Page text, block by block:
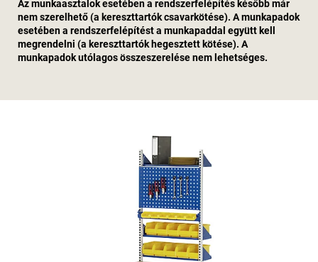
Az munkaasztalok esetében a rendszerfelépítés később már
nem szerelhető (a kereszttartók csavarkötése). A munkapadok
esetében a rendszerfelépítést a munkapaddal együtt kell
megrendelni (a kereszttartók hegesztett kötése). A
munkapadok utólagos összeszerelése nem lehetséges.